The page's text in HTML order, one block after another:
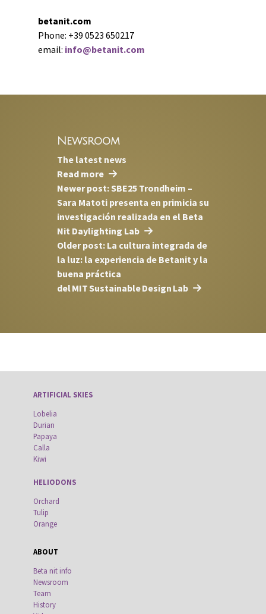
betanit.com
Phone: +39 0523 650217
email: info@betanit.com
Newsroom
The latest news
Read more
Newer post: SBE25 Trondheim –
Sara Matoti presenta en primicia su
investigación realizada en el Beta
Nit Daylighting Lab
Older post: La cultura integrada de
la luz: la experiencia de Betanit y la
buena práctica
del MIT Sustainable Design Lab
ARTIFICIAL SKIES
Lobelia
Durian
Papaya
Calla
Kiwi
HELIODONS
Orchard
Tulip
Orange
ABOUT
Beta nit info
Newsroom
Team
History